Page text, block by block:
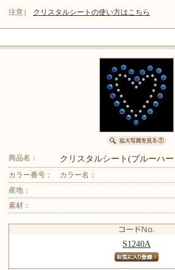
注意） クリスタルシートの使い方はこちら
商品名： クリスタルシート(ブルーハー
カラー番号：
カラー名：
産地：
素材：
S1240A